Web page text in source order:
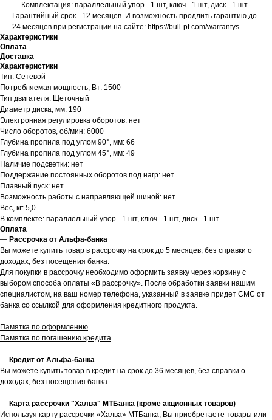
--- Комплектация: параллельный упор - 1 шт, ключ - 1 шт, диск - 1 шт. ---
Гарантийный срок - 12 месяцев. И возможность продлить гарантию до
24 месяцев при регистрации на сайте: https://bull-pt.com/warrantys
Характеристики
Оплата
Доставка
Характеристики
Тип: Сетевой
Потребляемая мощность, Вт: 1500
Тип двигателя: Щеточный
Диаметр диска, мм: 190
Электронная регулировка оборотов: нет
Число оборотов, об/мин: 6000
Глубина пропила под углом 90°, мм: 66
Глубина пропила под углом 45°, мм: 49
Наличие подсветки: нет
Поддержание постоянных оборотов под нагр: нет
Плавный пуск: нет
Возможность работы с направляющей шиной: нет
Вес, кг: 5,0
В комплекте: параллельный упор - 1 шт, ключ - 1 шт, диск - 1 шт
Оплата
— Рассрочка от Альфа-банка
Вы можете купить товар в рассрочку на срок до 5 месяцев, без справки о
доходах, без посещения банка.
Для покупки в рассрочку необходимо оформить заявку через корзину с
выбором способа оплаты «В рассрочку». После обработки заявки нашим
специалистом, на ваш номер телефона, указанный в заявке придет СМС от
банка со ссылкой для оформления кредитного продукта.
Памятка по оформлению
Памятка по погашению кредита
— Кредит от Альфа-банка
Вы можете купить товар в кредит на срок до 36 месяцев, без справки о
доходах, без посещения банка.
— Карта рассрочки "Халва" МТБанка (кроме акционных товаров)
Используя карту рассрочки «Халва» МТБанка, Вы приобретаете товары или